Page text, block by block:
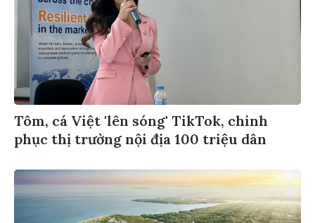
Tôm, cá Việt 'lên sóng' TikTok, chinh
phục thị trường nội địa 100 triệu dân